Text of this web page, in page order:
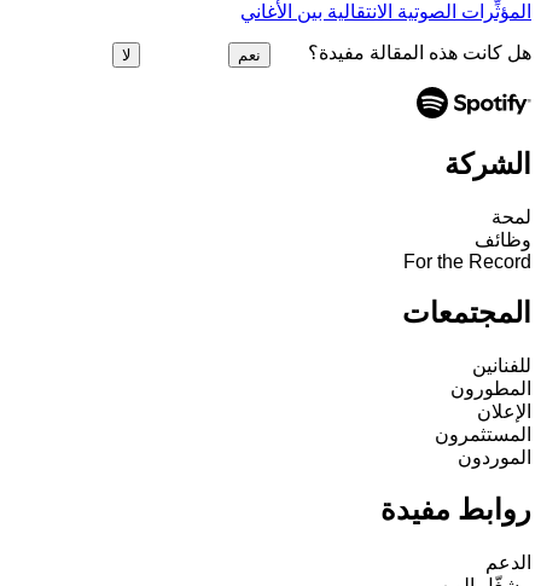
المؤثِّرات الصوتية الانتقالية بين الأغاني
هل كانت هذه المقالة مفيدة؟ نعم لا
الشركة
لمحة
وظائف
For the Record
المجتمعات
للفنانين
المطورون
الإعلان
المستثمرون
الموردون
روابط مفيدة
الدعم